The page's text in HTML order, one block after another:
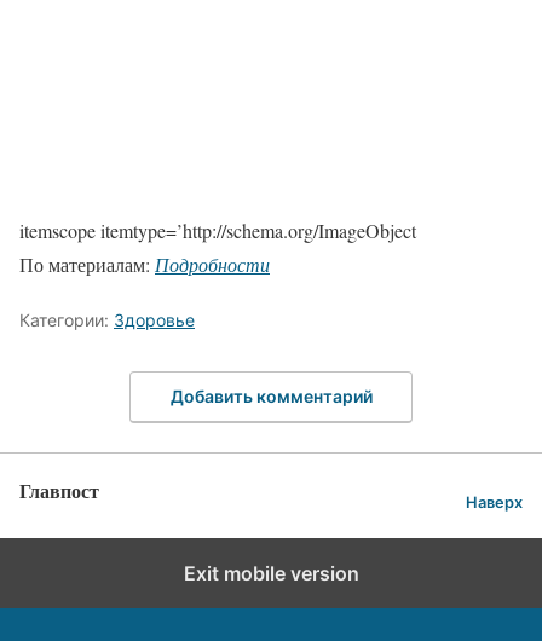
itemscope itemtype=’http://schema.org/ImageObject
По материалам: Подробности
Категории: Здоровье
Добавить комментарий
Главпост Наверх
Exit mobile version